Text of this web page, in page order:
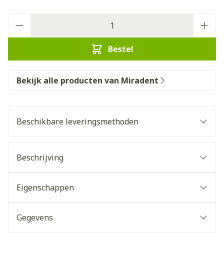
Bestel
Bekijk alle producten van Miradent
Beschikbare leveringsmethoden
Beschrijving
Eigenschappen
Gegevens